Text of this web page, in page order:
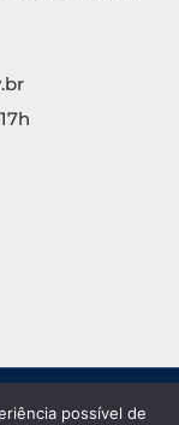
©. Todos os
possível de